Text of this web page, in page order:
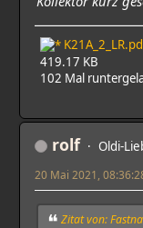
419.17 KB
102 Mal
rolf Oldi-
20 Mai 2021,
Zitat von: